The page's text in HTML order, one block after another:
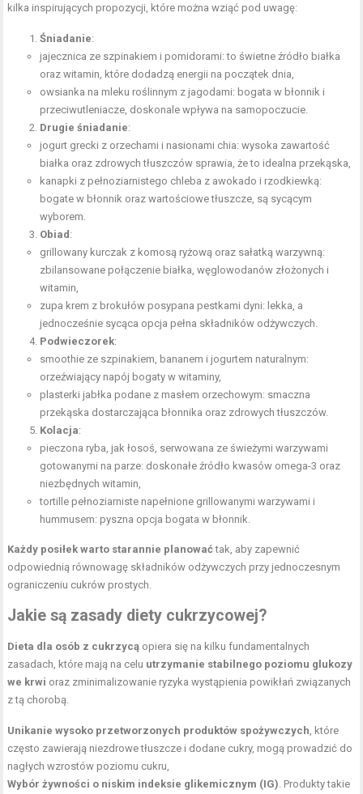
kilka inspirujących propozycji, które można wziąć pod uwagę:
Śniadanie:
jajecznica ze szpinakiem i pomidorami: to świetneźródło białka
oraz witamin, które dodadzą energii na początek dnia,
owsianka na mleku roślinnym z jagodami: bogata w błonnik i
przeciwutleniacze, doskonale wpływa na samopoczucie.
Drugie śniadanie:
jogurt grecki z orzechami i nasionami chia: wysoka zawartość
białka oraz zdrowych tłuszczów sprawia, że to idealna przekąska,
kanapki z pełnoziarnistego chleba z awokado i rzodkiewką:
bogate w błonnik oraz wartościowe tłuszcze, są sycącym
wyborem.
Obiad :
grillowany kurczak z komosą ryżową oraz sałatką warzywną:
zbilansowane połączenie białka, węglowodanów złożonych i
witamin,
zupa krem z brokułów posypana pestkami dyni: lekka, a
jednocześnie sycąca opcja pełna składników odżywczych.
Podwieczorek:
smoothie ze szpinakiem, bananem i jogurtem naturalnym:
orzeźwiający napój bogaty w witaminy,
plasterki jabłka podane z masłem orzechowym: smaczna
przekąska dostarczająca błonnika oraz zdrowych tłuszczów.
Kolacja:
pieczona ryba, jak łosoś, serwowana ze świeżymi warzywami
gotowanymi na parze: doskonałe źródło kwasów omega-3 oraz
niezbędnych witamin,
tortille pełnoziarniste napełnione grillowanymi warzywami i
hummusem: pyszna opcja bogata w błonnik.
Każdy posiłek warto starannie planowaćtak, aby zapewnić
odpowiednią równowagę składników odżywczych przy jednoczesnym
ograniczeniu cukrów prostych.
Jakie są zasady diety cukrzycowej?
Dieta dla osób z cukrzycą opiera się na kilku fundamentalnych
zasadach, które mają na celu utrzymanie stabilnego poziomu glukozy
we krwi oraz zminimalizowanie ryzyka wystąpienia powikłań związanych
z tą chorobą.
Unikanie wysoko przetworzonych produktów spożywczych , które
często zawierają niezdrowe tłuszcze i dodane cukry, mogą prowadzić do
nagłych wzrostów poziomu cukru,
Wybór żywności o niskim indeksie glikemicznym (IG) . Produkty takie